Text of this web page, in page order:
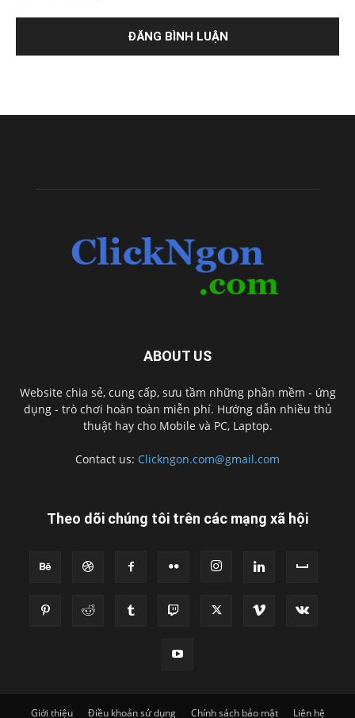
ABOUT US
Website chia sẻ, cung cấp, sưu tầm những phần mềm - ứng
dụng - trò chơi hoàn toàn miễn phí. Hướng dẫn nhiều thủ
thuật hay cho Mobile và PC, Laptop.
Contact us: Clickngon.com@gmail.com
Theo dõi chúng tôi trên các mạng xã hội
Giới thiệu Điều khoản sử dụng Chính sách bảo mật Liên hệ